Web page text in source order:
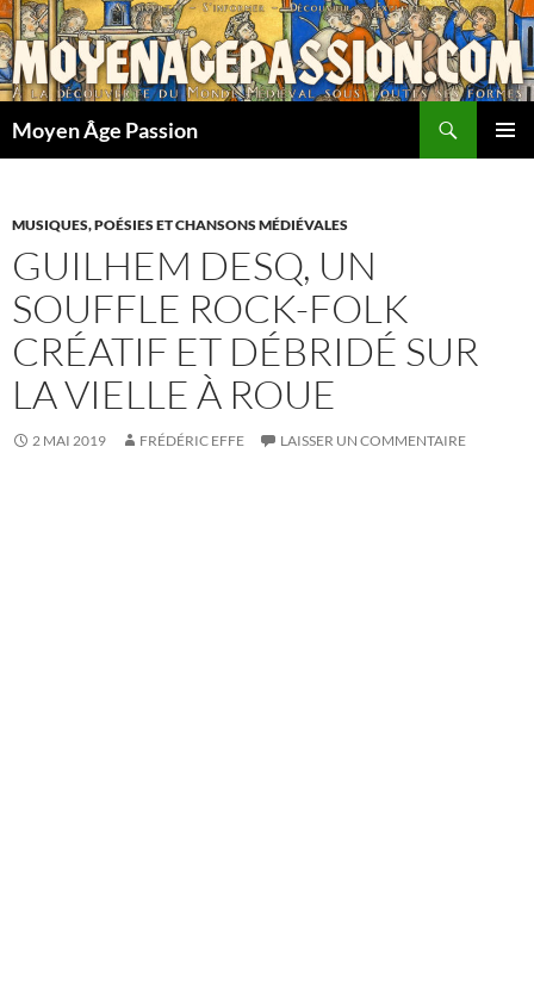
Aller
au
contenu
Moyen Âge Passion
MUSIQUES, POÉSIES ET CHANSONS MÉDIÉVALES
GUILHEM DESQ, UN
SOUFFLE ROCK-FOLK
CRÉATIF ET DÉBRIDÉ SUR
LA VIELLE À ROUE
2 MAI 2019 FRÉDÉRIC EFFE LAISSER UN COMMENTAIRE